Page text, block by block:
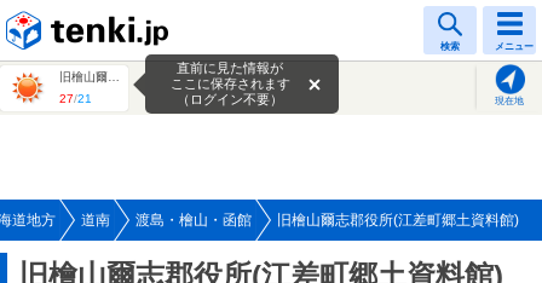
検索 メニュー
27/21 現在地
直前に見た情報が
ここに保存されます
（ログイン不要）
道地方 道南 渡島・檜山・函館 旧檜山爾志郡役所(江差町郷土資料館)
旧檜山爾志郡役所(江差町郷土資料館)